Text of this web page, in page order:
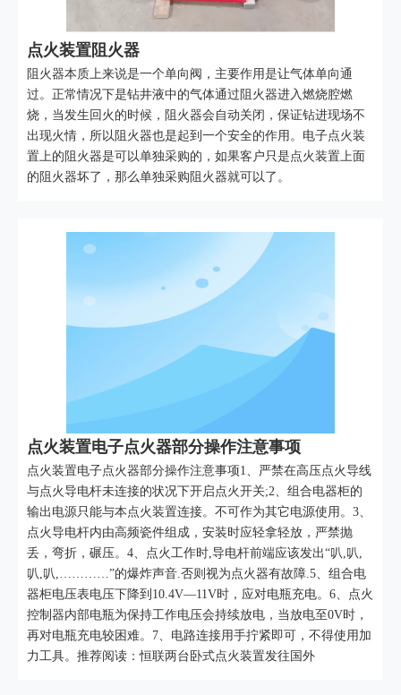
点火装置阻火器
阻火器本质上来说是一个单向阀，主要作用是让气体单向通
过。正常情况下是钻井液中的气体通过阻火器进入燃烧腔燃
烧，当发生回火的时候，阻火器会自动关闭，保证钻进现场不
出现火情，所以阻火器也是起到一个安全的作用。电子点火装
置上的阻火器是可以单独采购的，如果客户只是点火装置上面
的阻火器坏了，那么单独采购阻火器就可以了。
点火装置电子点火器部分操作注意事项
点火装置电子点火器部分操作注意事项1、严禁在高压点火导线
与点火导电杆未连接的状况下开启点火开关;2、组合电器柜的
输出电源只能与本点火装置连接。不可作为其它电源使用。3、
点火导电杆内由高频瓷件组成，安装时应轻拿轻放，严禁抛
丢，弯折，碾压。4、点火工作时,导电杆前端应该发出“叭,叭,
叭,叭,…………”的爆炸声音.否则视为点火器有故障.5、组合电
器柜电压表电压下降到10.4V—11V时，应对电瓶充电。6、点火
控制器内部电瓶为保持工作电压会持续放电，当放电至0V时，
再对电瓶充电较困难。7、电路连接用手拧紧即可，不得使用加
力工具。推荐阅读：恒联两台卧式点火装置发往国外